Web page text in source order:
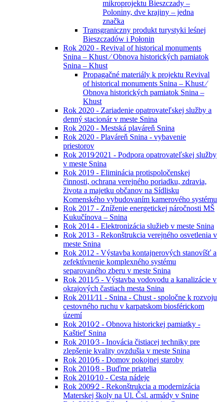
mikroprojektu Bieszczady –
Poloniny, dve krajiny – jedna
značka
Transgraniczny produkt turystyki leśnej
Bieszczadów i Połonin
Rok 2020 - Revival of historical monuments
Snina – Khust ⁄ Obnova historických pamiatok
Snina – Khust
Propagačné materiály k projektu Revival
of historical monuments Snina – Khust ⁄
Obnova historických pamiatok Snina –
Khust
Rok 2020 - Zariadenie opatrovateľskej služby a
denný stacionár v meste Snina
Rok 2020 - Mestská plaváreň Snina
Rok 2020 - Plaváreň Snina - vybavenie
priestorov
Rok 2019⁄2021 - Podpora opatrovateľskej služby
v meste Snina
Rok 2019 - Eliminácia protispoločenskej
činnosti, ochrana verejného poriadku, zdravia,
života a majetku občanov na Sídlisku
Komenského vybudovaním kamerového systému
Rok 2017 - Zníženie energetickej náročnosti MŠ
Kukučínova – Snina
Rok 2014 - Elektronizácia služieb v meste Snina
Rok 2013 - Rekonštrukcia verejného osvetlenia v
meste Snina
Rok 2012 - Výstavba kontajnerových stanovíšť a
zefektívnenie komplexného systému
separovaného zberu v meste Snina
Rok 2011⁄5 - Výstavba vodovodu a kanalizácie v
okrajových častiach mesta Snina
Rok 2011⁄11 - Snina - Chust - spoločne k rozvoju
cestovného ruchu v karpatskom biosférickom
území
Rok 2010⁄2 - Obnova historickej pamiatky -
Kaštieľ Snina
Rok 2010⁄3 - Inovácia čistiacej techniky pre
zlepšenie kvality ovzdušia v meste Snina
Rok 2010⁄6 - Domov pokojnej staroby
Rok 2010⁄8 - Buďme priatelia
Rok 2010⁄10 - Cesta nádeje
Rok 2009⁄2 - Rekonštrukcia a modernizácia
Materskej školy na Ul. Čsl. armády v Snine